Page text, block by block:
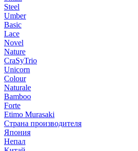
Steel
Umber
Basic
Lace
Novel
Nature
CraSyTrio
Unicorn
Colour
Naturale
Bamboo
Forte
Etimo Murasaki
Страна производителя
Япония
Непал